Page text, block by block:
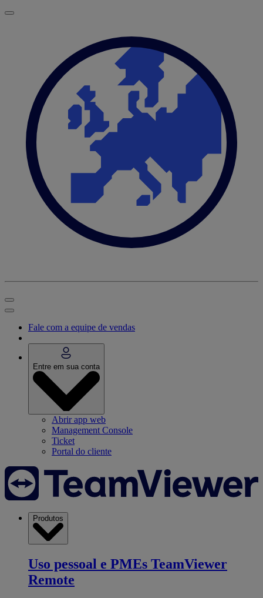
Fale com a equipe de vendas
Entre em sua conta
Abrir app web
Management Console
Ticket
Portal do cliente
Produtos
Uso pessoal e PMEs TeamViewer
Remote